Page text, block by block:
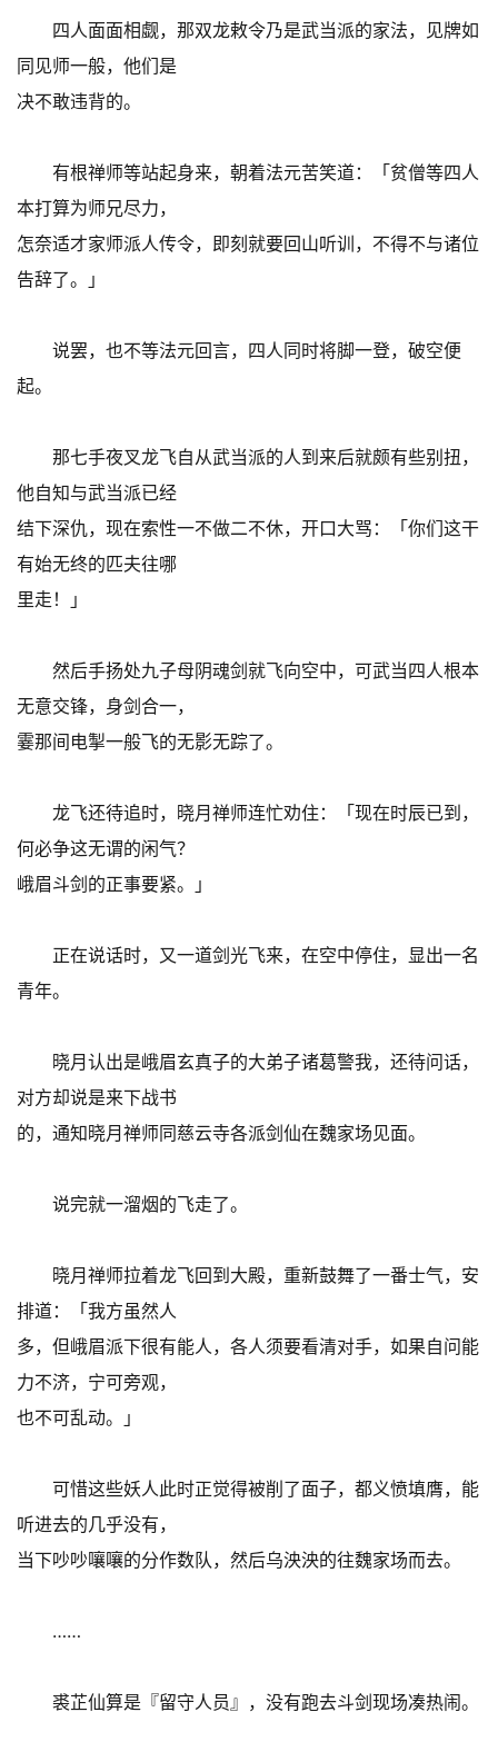
四人面面相觑，那双龙敕令乃是武当派的家法，见牌如
同见师一般，他们是
决不敢违背的。
有根禅师等站起身来，朝着法元苦笑道：「贫僧等四人
本打算为师兄尽力，
怎奈适才家师派人传令，即刻就要回山听训，不得不与诸位
告辞了。」
说罢，也不等法元回言，四人同时将脚一登，破空便
起。
那七手夜叉龙飞自从武当派的人到来后就颇有些别扭，
他自知与武当派已经
结下深仇，现在索性一不做二不休，开口大骂：「你们这干
有始无终的匹夫往哪
里走！」
然后手扬处九子母阴魂剑就飞向空中，可武当四人根本
无意交锋，身剑合一，
霎那间电掣一般飞的无影无踪了。
龙飞还待追时，晓月禅师连忙劝住：「现在时辰已到，
何必争这无谓的闲气？
峨眉斗剑的正事要紧。」
正在说话时，又一道剑光飞来，在空中停住，显出一名
青年。
晓月认出是峨眉玄真子的大弟子诸葛警我，还待问话，
对方却说是来下战书
的，通知晓月禅师同慈云寺各派剑仙在魏家场见面。
说完就一溜烟的飞走了。
晓月禅师拉着龙飞回到大殿，重新鼓舞了一番士气，安
排道：「我方虽然人
多，但峨眉派下很有能人，各人须要看清对手，如果自问能
力不济，宁可旁观，
也不可乱动。」
可惜这些妖人此时正觉得被削了面子，都义愤填膺，能
听进去的几乎没有，
当下吵吵嚷嚷的分作数队，然后乌泱泱的往魏家场而去。
……
裘芷仙算是『留守人员』，没有跑去斗剑现场凑热闹。